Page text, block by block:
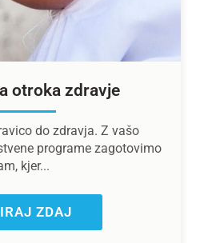
otroka zdravje
do zdravja. Z vašo
programe zagotovimo
kjer...
ZDAJ